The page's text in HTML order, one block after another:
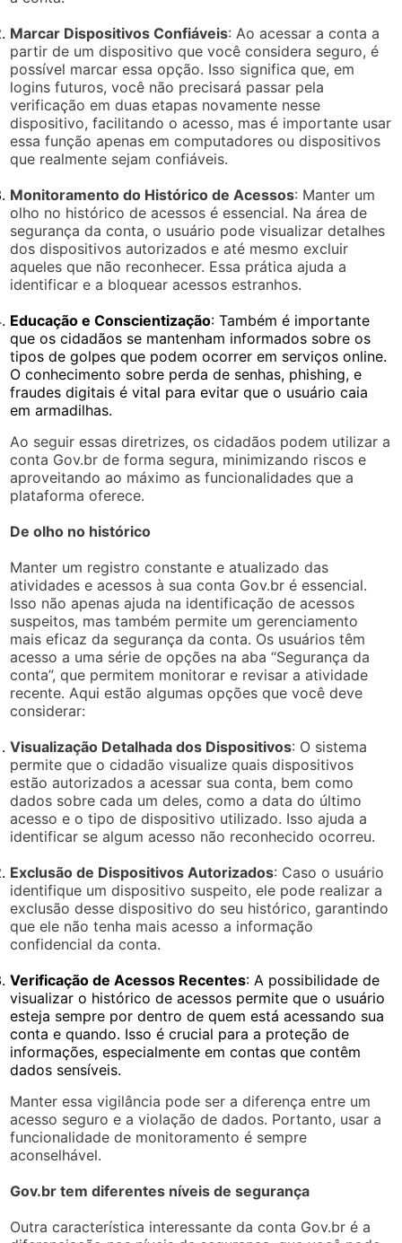
Marcar Dispositivos Confiáveis: Ao acessar a conta a
partir de um dispositivo que você considera seguro, é
possível marcar essa opção. Isso significa que, em
logins futuros, você não precisará passar pela
verificação em duas etapas novamente nesse
dispositivo, facilitando o acesso, mas é importante usar
essa função apenas em computadores ou dispositivos
que realmente sejam confiáveis.
Monitoramento do Histórico de Acessos: Manter um
olho no histórico de acessos é essencial. Na área de
segurança da conta, o usuário pode visualizar detalhes
dos dispositivos autorizados e até mesmo excluir
aqueles que não reconhecer. Essa prática ajuda a
identificar e a bloquear acessos estranhos.
Educação e Conscientização: Também é importante
que os cidadãos se mantenham informados sobre os
tipos de golpes que podem ocorrer em serviços online.
O conhecimento sobre perda de senhas, phishing, e
fraudes digitais é vital para evitar que o usuário caia
em armadilhas.
Ao seguir essas diretrizes, os cidadãos podem utilizar a
conta Gov.br de forma segura, minimizando riscos e
aproveitando ao máximo as funcionalidades que a
plataforma oferece.
De olho no histórico
Manter um registro constante e atualizado das
atividades e acessos à sua conta Gov.br é essencial.
Isso não apenas ajuda na identificação de acessos
suspeitos, mas também permite um gerenciamento
mais eficaz da segurança da conta. Os usuários têm
acesso a uma série de opções na aba “Segurança da
conta”, que permitem monitorar e revisar a atividade
recente. Aqui estão algumas opções que você deve
considerar:
Visualização Detalhada dos Dispositivos: O sistema
permite que o cidadão visualize quais dispositivos
estão autorizados a acessar sua conta, bem como
dados sobre cada um deles, como a data do último
acesso e o tipo de dispositivo utilizado. Isso ajuda a
identificar se algum acesso não reconhecido ocorreu.
Exclusão de Dispositivos Autorizados: Caso o usuário
identifique um dispositivo suspeito, ele pode realizar a
exclusão desse dispositivo do seu histórico, garantindo
que ele não tenha mais acesso a informação
confidencial da conta.
Verificação de Acessos Recentes: A possibilidade de
visualizar o histórico de acessos permite que o usuário
esteja sempre por dentro de quem está acessando sua
conta e quando. Isso é crucial para a proteção de
informações, especialmente em contas que contêm
dados sensíveis.
Manter essa vigilância pode ser a diferença entre um
acesso seguro e a violação de dados. Portanto, usar a
funcionalidade de monitoramento é sempre
aconselhável.
Gov.br tem diferentes níveis de segurança
Outra característica interessante da conta Gov.br é a